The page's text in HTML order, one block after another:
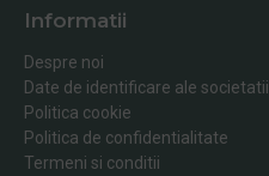
Informatii
Despre noi
Date de identificare ale societatii
Politica cookie
Politica de confidentialitate
Termeni si conditii